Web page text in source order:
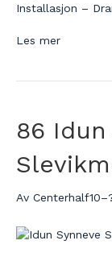
Installasjon –
Les mer
86 Idun
Av